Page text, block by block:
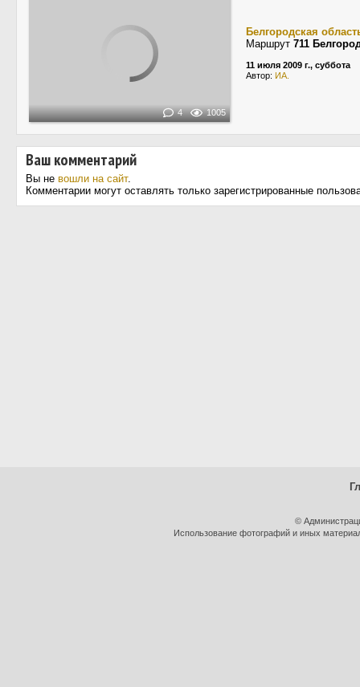
4 1005
Белгородская
Маршрут 711
11 июля 2009 г., суббота
Автор: ИА.
Ваш комментарий
Вы не вошли на сайт.
Комментарии могут оставлять только зарегистрированные
©
Использование фотографий и иных